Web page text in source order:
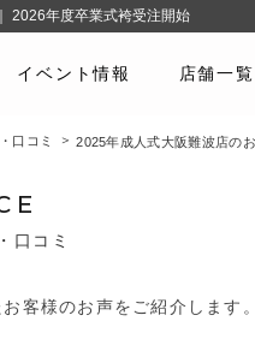
イベント情報 店舗一覧
口コミ 2025年成人式大阪難波店の
口コミ
客様のお声をご紹介します
2026年度卒業式袴受注開始